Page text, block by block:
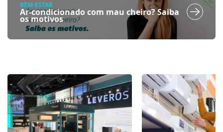
BEM-ESTAR
Ar-condicionado com mau cheiro? Saiba
os motivos